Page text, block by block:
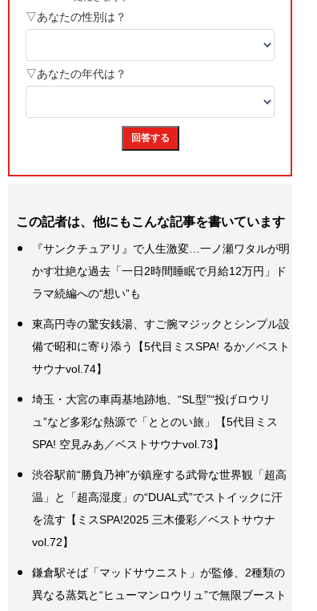
この記者は、他にもこんな記事を書いています
『サンクチュアリ』で人生激変…一ノ瀬ワタルが明
かす壮絶な過去「一日2時間睡眠で月給12万円」ド
ラマ続編への“想い”も
東高円寺の驚安銭湯、すご腕マジックとシンプル設
備で昭和に寄り添う【5代目ミスSPA! るか／ベスト
サウナvol.74】
埼玉・大宮の車両基地跡地、“SL型”“投げロウリ
ュ”など多彩な熱源で「ととのい旅」【5代目ミス
SPA! 空見みあ／ベストサウナvol.73】
渋谷駅前“勝負乃神”が鎮座する武骨な世界観「超高
温」と「超高湿度」の“DUAL式”でストイックに汗
を流す【ミスSPA!2025 三木優彩／ベストサウナ
vol.72】
鎌倉駅そば「マッドサウニスト」が監修、2種類の
異なる蒸気と“ヒューマンロウリュ”で無限ブースト